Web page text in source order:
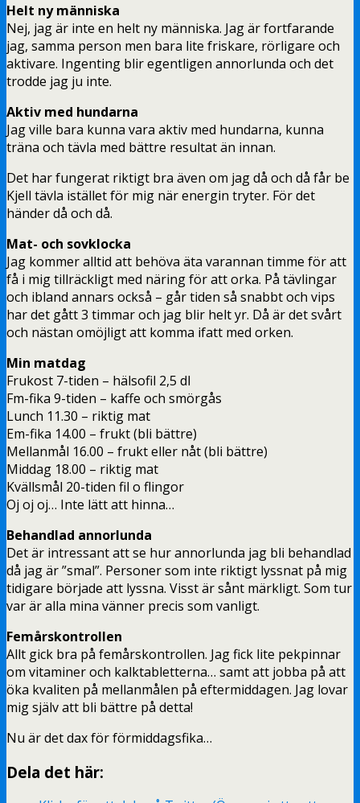
Helt ny människa
Nej, jag är inte en helt ny människa. Jag är fortfarande
jag, samma person men bara lite friskare, rörligare och
aktivare. Ingenting blir egentligen annorlunda och det
trodde jag ju inte.
Aktiv med hundarna
Jag ville bara kunna vara aktiv med hundarna, kunna
träna och tävla med bättre resultat än innan.
Det har fungerat riktigt bra även om jag då och då får be
Kjell tävla istället för mig när energin tryter. För det
händer då och då.
Mat- och sovklocka
Jag kommer alltid att behöva äta varannan timme för att
få i mig tillräckligt med näring för att orka. På tävlingar
och ibland annars också – går tiden så snabbt och vips
har det gått 3 timmar och jag blir helt yr. Då är det svårt
och nästan omöjligt att komma ifatt med orken.
Min matdag
Frukost 7-tiden – hälsofil 2,5 dl
Fm-fika 9-tiden – kaffe och smörgås
Lunch 11.30 – riktig mat
Em-fika 14.00 – frukt (bli bättre)
Mellanmål 16.00 – frukt eller nåt (bli bättre)
Middag 18.00 – riktig mat
Kvällsmål 20-tiden fil o flingor
Oj oj oj… Inte lätt att hinna…
Behandlad annorlunda
Det är intressant att se hur annorlunda jag bli behandlad
då jag är ”smal”. Personer som inte riktigt lyssnat på mig
tidigare började att lyssna. Visst är sånt märkligt. Som tur
var är alla mina vänner precis som vanligt.
Femårskontrollen
Allt gick bra på femårskontrollen. Jag fick lite pekpinnar
om vitaminer och kalktabletterna… samt att jobba på att
öka kvaliten på mellanmålen på eftermiddagen. Jag lovar
mig själv att bli bättre på detta!
Nu är det dax för förmiddagsfika…
Dela det här: